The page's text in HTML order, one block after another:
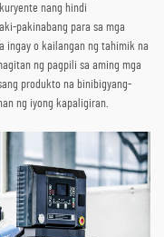
nang hindi
pakinabang para sa mga
ingay o kailangan ng tahimik na
ng pagpili sa aming mga
produkto na binibigyang-
ng iyong kapaligiran.